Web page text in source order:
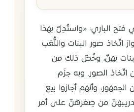
فتح الباري: «واستُدِلّ بهذا
اتّخاذ صور البنات واللُّعَب
بهنّ، وخُصّ ذلك من
الصور. وبه جزَم
وأنهم أجازوا بيع
من صِغرهنّ على أمر